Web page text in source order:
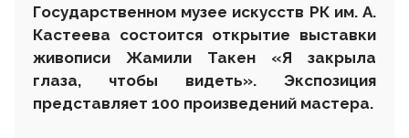
Государственном музее искусств РК им. А.
Кастеева состоится открытие выставки
живописи Жамили Такен «Я закрыла
глаза, чтобы видеть». Экспозиция
представляет 100 произведений мастера.